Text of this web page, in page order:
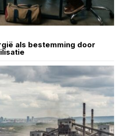
als bestemming door